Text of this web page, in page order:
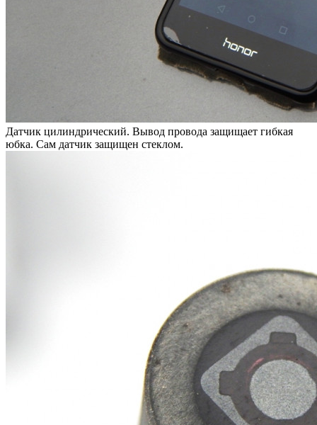
Датчик цилиндрический. Вывод провода защищает гибкая
юбка. Сам датчик защищен стеклом.